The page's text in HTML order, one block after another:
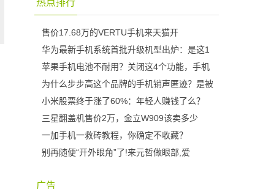
热点排行
售价17.68万的VERTU手机来天猫开
华为最新手机系统首批升级机型出炉：是这1
苹果手机电池不耐用？关闭这4个功能，手机
为什么步步高这个品牌的手机销声匿迹？是被
小米股票终于涨了60%：年轻人赚钱了么？
三星翻盖机售价2万，金立W909该卖多少
一加手机一救砖教程，你确定不收藏？
别再随便“开外眼角”了!来元哲做眼部,爱
广告